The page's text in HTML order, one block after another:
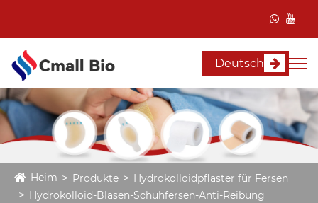
Deutsch
Heim Produkte
Hydrokolloidpflaster für Fersen
Hydrokolloid-Blasen-Schuhfersen-Anti-Reibung